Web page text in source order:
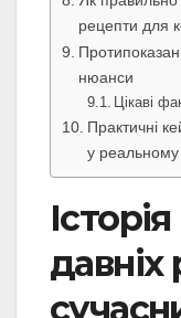
рецепти для
нюанси
Цікаві
Практичні
у реальному
давніх